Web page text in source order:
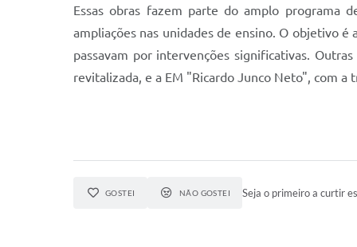
Essas obras fazem parte do amplo programa
ampliações nas unidades de ensino. O objetivo
passavam por intervenções significativas.
revitalizada, e a EM "Ricardo Junco Neto", com
GOSTEI NÃO GOSTEI Seja o primeiro a curtir